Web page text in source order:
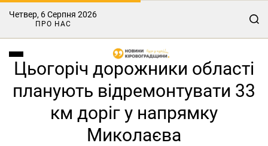
Четвер, 6 Серпня 2026
ПРО НАС
Цьогоріч дорожники області
планують відремонтувати 33
км доріг у напрямку
Миколаєва